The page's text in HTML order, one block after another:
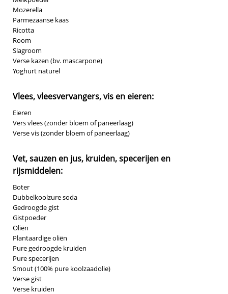
Mozerella
Parmezaanse kaas
Ricotta
Room
Slagroom
Verse kazen (bv. mascarpone)
Yoghurt naturel
Vlees, vleesvervangers, vis en eieren:
Eieren
Vers vlees (zonder bloem of paneerlaag)
Verse vis (zonder bloem of paneerlaag)
Vet, sauzen en jus, kruiden, specerijen en
rijsmiddelen:
Boter
Dubbelkoolzure soda
Gedroogde gist
Gistpoeder
Oliën
Plantaardige oliën
Pure gedroogde kruiden
Pure specerijen
Smout (100% pure koolzaadolie)
Verse gist
Verse kruiden